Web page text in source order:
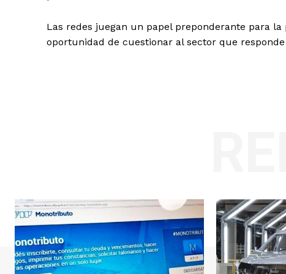
Las redes juegan un papel preponderante para
oportunidad de cuestionar al sector que